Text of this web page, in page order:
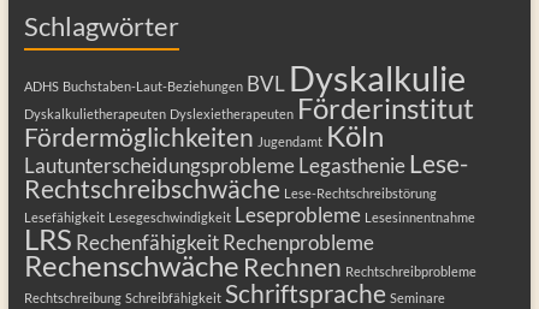
Schlagwörter
ADHS Buchstaben-Laut-Beziehungen BVL Dyskalkulie
Dyskalkulietherapeuten Dyslexietherapeuten Förderinstitut
Fördermöglichkeiten Jugendamt Köln
Lautunterscheidungsprobleme Legasthenie Lese-
Rechtschreibschwäche Lese-Rechtschreibstörung
Lesefähigkeit Lesegeschwindigkeit Leseprobleme Lesesinnentnahme
LRS Rechenfähigkeit Rechenprobleme
Rechenschwäche Rechnen Rechtschreibprobleme
Rechtschreibung Schreibfähigkeit Schriftsprache Seminare